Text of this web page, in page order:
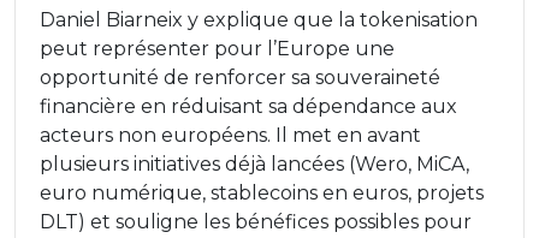
Daniel Biarneix y explique que la tokenisation
peut représenter pour l’Europe une
opportunité de renforcer sa souveraineté
financière en réduisant sa dépendance aux
acteurs non européens. Il met en avant
plusieurs initiatives déjà lancées (Wero, MiCA,
euro numérique, stablecoins en euros, projets
DLT) et souligne les bénéfices possibles pour